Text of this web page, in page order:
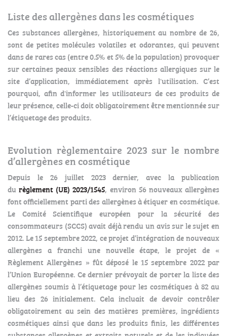
Liste des allergènes dans les cosmétiques
Ces substances allergènes, historiquement au nombre de 26,
sont de petites molécules volatiles et odorantes, qui peuvent
dans de rares cas (entre 0.5% et 5% de la population) provoquer
sur certaines peaux sensibles des réactions allergiques sur le
site d’application, immédiatement après l'utilisation. C’est
pourquoi, afin d'informer les utilisateurs de ces produits de
leur présence, celle-ci doit obligatoirement être mentionnée sur
l’étiquetage des produits.
Evolution règlementaire 2023 sur le nombre
d’allergènes en cosmétique
Depuis le 26 juillet 2023 dernier, avec la publication
durèglement (UE) 2023/1545, environ 56 nouveaux allergènes
font officiellement parti des allergènes à étiquer en cosmétique.
Le Comité Scientifique européen pour la sécurité des
consommateurs (SCCS) avait déjà rendu un avis sur le sujet en
2012. Le 15 septembre 2022, ce projet d’intégration de nouveaux
allergènes a franchi une nouvelle étape, le projet de «
Règlement Allergènes » fût déposé le 15 septembre 2022 par
l’Union Européenne. Ce dernier prévoyait de porter la liste des
allergènes soumis à l’étiquetage pour les cosmétiques à 82 au
lieu des 26 initialement. Cela incluait de devoir contrôler
obligatoirement au sein des matières premières, ingrédients
cosmétiques ainsi que dans les produits finis, les différentes